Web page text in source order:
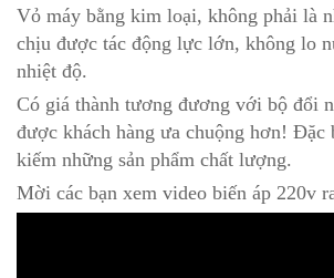
Vỏ máy bằng kim loại, không phải là
chịu được tác động lực lớn, không lo
nhiệt độ.
Có giá thành tương đương với bộ đổi
được khách hàng ưa chuộng hơn!
kiếm những sản phẩm chất lượng.
Mời các bạn xem video biến áp 220v